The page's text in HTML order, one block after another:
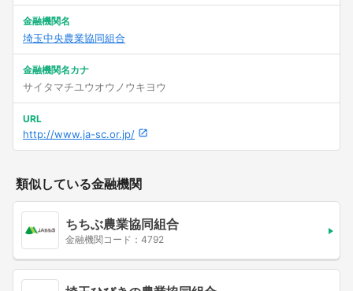
金融機関名
埼玉中央農業協同組合
金融機関名カナ
サイタマチユウオウノウキヨウ
URL
http://www.ja-sc.or.jp/
類似している金融機関
ちちぶ農業協同組合
金融機関コード：4792